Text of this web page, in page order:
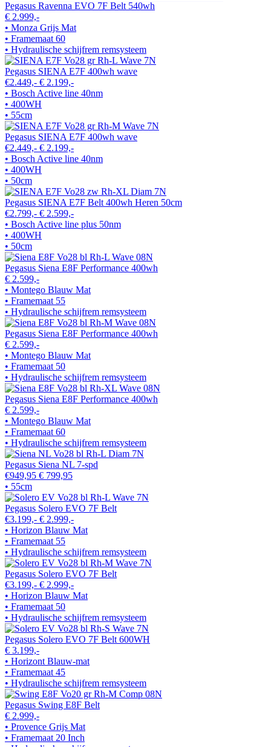
Pegasus Ravenna EVO 7F Belt 540wh
€ 2.999,-
• Monza Grijs Mat
• Framemaat 60
• Hydraulische schijfrem remsysteem
Pegasus SIENA E7F 400wh wave
€2.449,- € 2.199,-
• Bosch Active line 40nm
• 400WH
• 55cm
Pegasus SIENA E7F 400wh wave
€2.449,- € 2.199,-
• Bosch Active line 40nm
• 400WH
• 50cm
Pegasus SIENA E7F Belt 400wh Heren 50cm
€2.799,- € 2.599,-
• Bosch Active line plus 50nm
• 400WH
• 50cm
Pegasus Siena E8F Performance 400wh
€ 2.599,-
• Montego Blauw Mat
• Framemaat 55
• Hydraulische schijfrem remsysteem
Pegasus Siena E8F Performance 400wh
€ 2.599,-
• Montego Blauw Mat
• Framemaat 50
• Hydraulische schijfrem remsysteem
Pegasus Siena E8F Performance 400wh
€ 2.599,-
• Montego Blauw Mat
• Framemaat 60
• Hydraulische schijfrem remsysteem
Pegasus Siena NL 7-spd
€949,95 € 799,95
• 55cm
Pegasus Solero EVO 7F Belt
€3.199,- € 2.999,-
• Horizon Blauw Mat
• Framemaat 55
• Hydraulische schijfrem remsysteem
Pegasus Solero EVO 7F Belt
€3.199,- € 2.999,-
• Horizon Blauw Mat
• Framemaat 50
• Hydraulische schijfrem remsysteem
Pegasus Solero EVO 7F Belt 600WH
€ 3.199,-
• Horizont Blauw-mat
• Framemaat 45
• Hydraulische schijfrem remsysteem
Pegasus Swing E8F Belt
€ 2.999,-
• Provence Grijs Mat
• Framemaat 20 Inch